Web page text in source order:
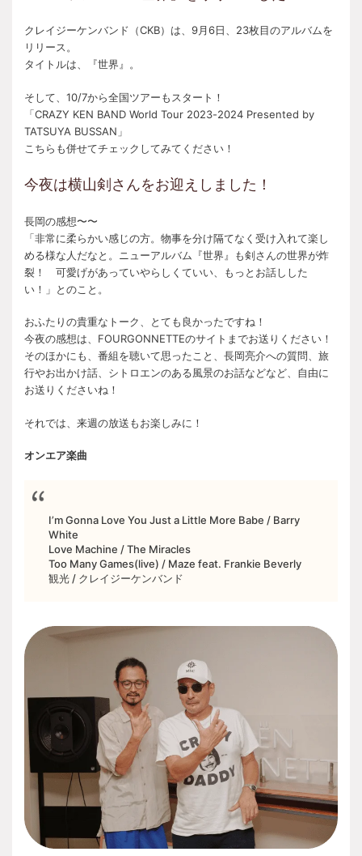
クレイジーケンバンド（CKB）は、9月6日、23枚目のアルバムを
リリース。
タイトルは、『世界』。
そして、10/7から全国ツアーもスタート！
「CRAZY KEN BAND World Tour 2023-2024 Presented by
TATSUYA BUSSAN」
こちらも併せてチェックしてみてください！
今夜は横山剣さんをお迎えしました！
長岡の感想〜〜
「非常に柔らかい感じの方。物事を分け隔てなく受け入れて楽し
める様な人だなと。ニューアルバム『世界』も剣さんの世界が炸
裂！ 可愛げがあっていやらしくていい、もっとお話しした
い！」とのこと。
おふたりの貴重なトーク、とても良かったですね！
今夜の感想は、FOURGONNETTEのサイトまでお送りください！
そのほかにも、番組を聴いて思ったこと、長岡亮介への質問、旅
行やお出かけ話、シトロエンのある風景のお話などなど、自由に
お送りくださいね！
それでは、来週の放送もお楽しみに！
オンエア楽曲
I’m Gonna Love You Just a Little More Babe / Barry
White
Love Machine / The Miracles
Too Many Games(live) / Maze feat. Frankie Beverly
観光 / クレイジーケンバンド